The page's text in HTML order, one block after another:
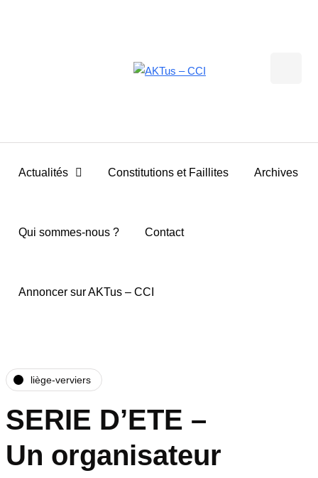
Actualités Constitutions et Faillites Archives
Qui sommes-nous ? Contact
Annoncer sur AKTus – CCI
liège-verviers
SERIE D’ETE –
Un organisateur